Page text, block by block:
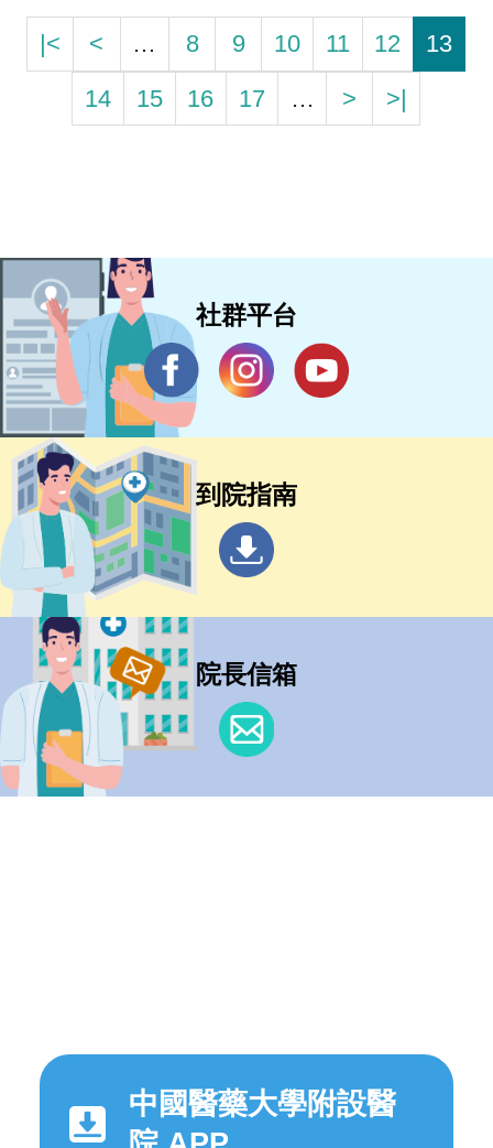
|< < … 8 9 10 11 12
13
14
15 16 17 … > >|
社群平台
到院指南
院長信箱
中國醫藥大學附設醫